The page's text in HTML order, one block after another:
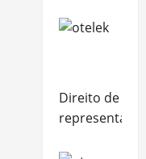
Direito de